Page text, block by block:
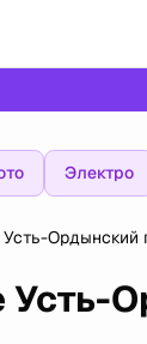
Электро
Ордынский
Усть-